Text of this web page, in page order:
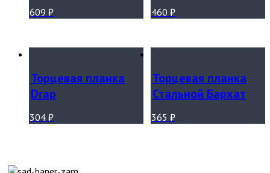
609 ₽ 460 ₽
Торцевая планка
Drap
304 ₽
Торцевая планка
Стальной Бархат
365 ₽